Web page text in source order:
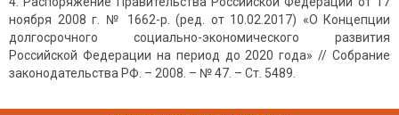
ноября 2008 г. № 1662-р. (ред. от 10.02.2017) «О Концепции
долгосрочного социально-экономического развития
Российской Федерации на период до 2020 года» // Собрание
законодательства РФ. – 2008. – № 47. – Ст. 5489.